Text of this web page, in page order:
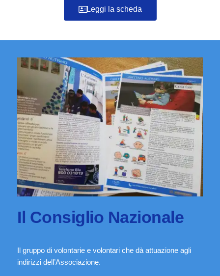
Leggi la scheda
Il Consiglio Nazionale
Il gruppo di volontarie e volontari che dà attuazione agli
indirizzi dell’Associazione.